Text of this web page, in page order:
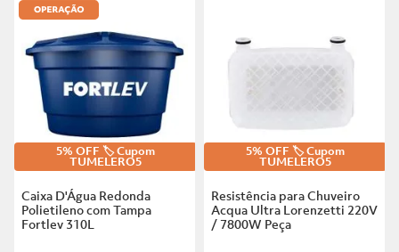
5% OFF 🏷️ Cupom
TUMELERO5
Caixa D'Água Redonda
Polietileno com Tampa
Fortlev 310L
5% OFF 🏷️ Cupom
TUMELERO5
Resistência para Chuveiro
Acqua Ultra Lorenzetti 220V
/ 7800W Peça